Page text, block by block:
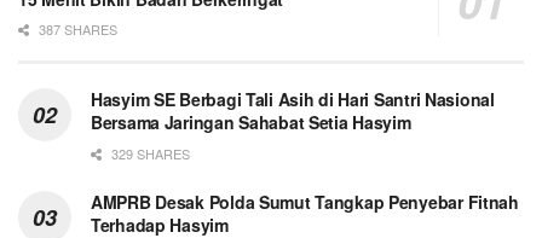
387 SHARES
Hasyim SE Berbagi Tali Asih di Hari Santri Nasional
Bersama Jaringan Sahabat Setia Hasyim
329 SHARES
AMPRB Desak Polda Sumut Tangkap Penyebar Fitnah
Terhadap Hasyim